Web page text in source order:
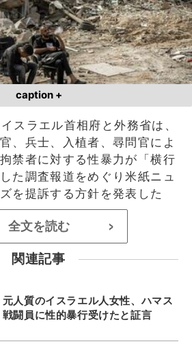
caption +
スラエル首相府と外務省は、
、兵士、入植者、尋問官によ
禁者に対する性暴力が「横行
た調査報道をめぐり米紙ニュ
を提訴する方針を発表した
全文を読む >
関連記事
元人質のイスラエル人女性、ハマス
戦闘員に性的暴行受けたと証言